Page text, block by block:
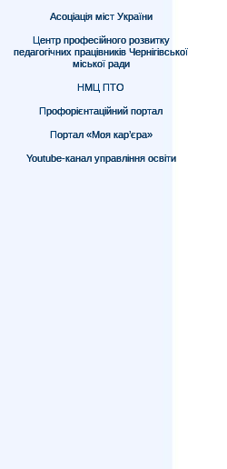
Асоціація міст України
Центр професійного розвитку
педагогічних працівників Чернігівської
міської ради
НМЦ ПТО
Профорієнтаційний портал
Портал «Моя кар’єра»
Youtube-канал управління освіти